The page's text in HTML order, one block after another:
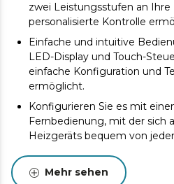
zwei Leistungsstufen an Ihre
personalisierte Kontrolle
Einfache und intuitive
LED-Display und Touch-
einfache Konfiguration und
ermöglicht.
Konfigurieren Sie es mit
Fernbedienung, mit der sich
Heizgeräts bequem von
Programmieren und fertig.
Mehr sehen